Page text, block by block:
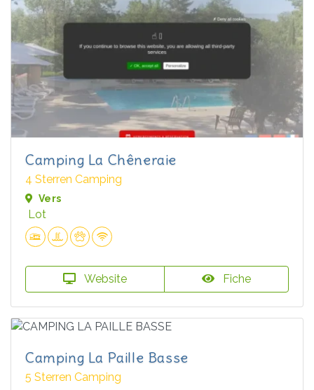
Camping La Chêneraie
4 Sterren Camping
Vers
Lot
Website Fiche
Camping La Paille Basse
5 Sterren Camping